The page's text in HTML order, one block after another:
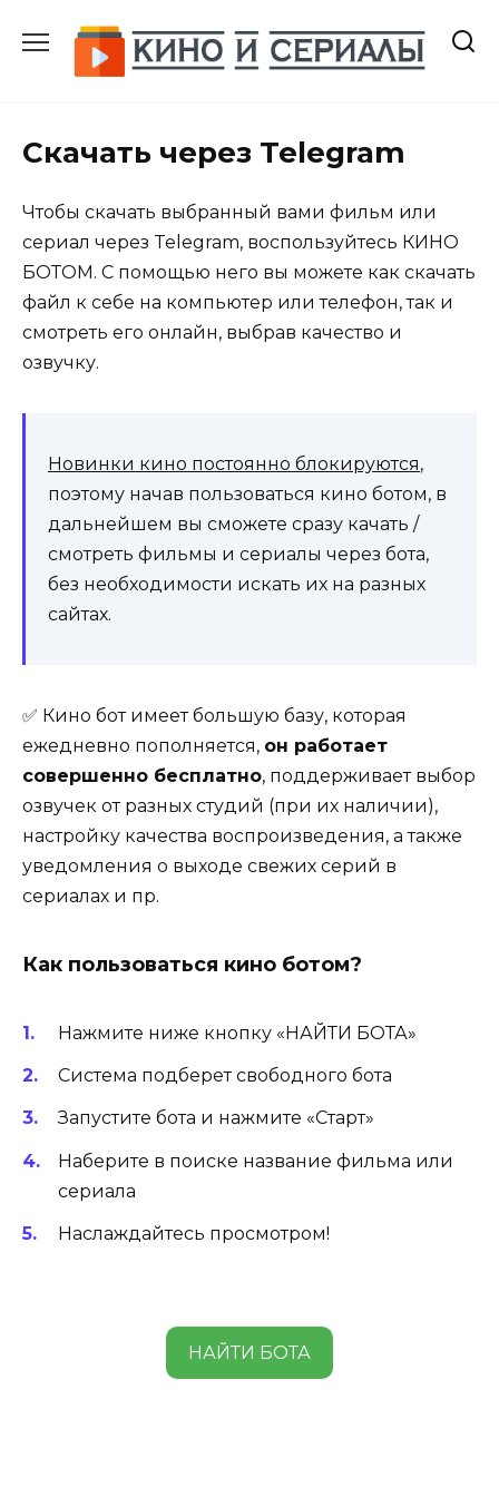
содержанию
Скачать через Telegram
Чтобы скачать выбранный вами фильм или
сериал через Telegram, воспользуйтесь КИНО
БОТОМ. С помощью него вы можете как скачать
файл к себе на компьютер или телефон, так и
смотреть его онлайн, выбрав качество и
озвучку.
Новинки кино постоянно блокируются,
поэтому начав пользоваться кино ботом, в
дальнейшем вы сможете сразу качать /
смотреть фильмы и сериалы через бота,
без необходимости искать их на разных
сайтах.
✅ Кино бот имеет большую базу, которая
ежедневно пополняется, он работает
совершенно бесплатно, поддерживает выбор
озвучек от разных студий (при их наличии),
настройку качества воспроизведения, а также
уведомления о выходе свежих серий в
сериалах и пр.
Как пользоваться кино ботом?
Нажмите ниже кнопку «НАЙТИ БОТА»
Система подберет свободного бота
Запустите бота и нажмите «Старт»
Наберите в поиске название фильма или
сериала
Наслаждайтесь просмотром!
НАЙТИ БОТА